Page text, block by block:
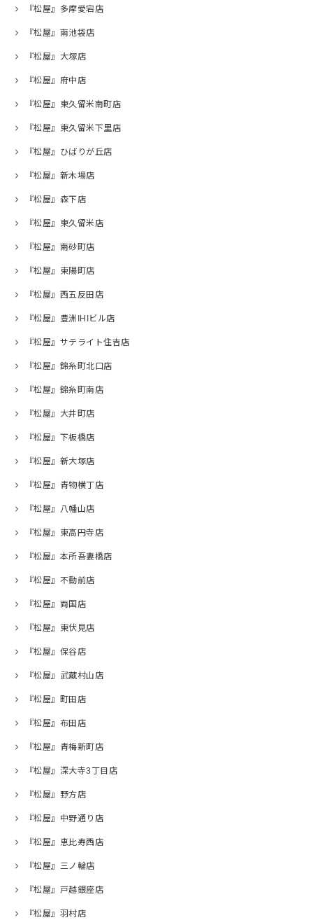
『松屋』多摩愛宕店
『松屋』南池袋店
『松屋』大塚店
『松屋』府中店
『松屋』東久留米南町店
『松屋』東久留米下里店
『松屋』ひばりが丘店
『松屋』新木場店
『松屋』森下店
『松屋』東久留米店
『松屋』南砂町店
『松屋』東陽町店
『松屋』西五反田店
『松屋』豊洲IHIビル店
『松屋』サテライト住吉店
『松屋』錦糸町北口店
『松屋』錦糸町南店
『松屋』大井町店
『松屋』下板橋店
『松屋』新大塚店
『松屋』青物横丁店
『松屋』八幡山店
『松屋』東高円寺店
『松屋』本所吾妻橋店
『松屋』不動前店
『松屋』両国店
『松屋』東伏見店
『松屋』保谷店
『松屋』武蔵村山店
『松屋』町田店
『松屋』布田店
『松屋』青梅新町店
『松屋』深大寺3丁目店
『松屋』野方店
『松屋』中野通り店
『松屋』恵比寿西店
『松屋』三ノ輪店
『松屋』戸越銀座店
『松屋』羽村店